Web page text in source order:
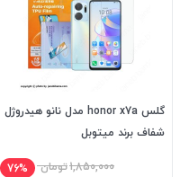
گلس honor x7a مدل نانو هیدروژل
شفاف برند میتوبل
1,850,000تومان 76%